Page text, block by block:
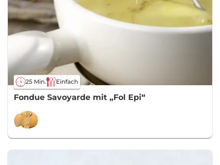
25 Min. Einfach
Fondue Savoyarde mit „Fol Epi“